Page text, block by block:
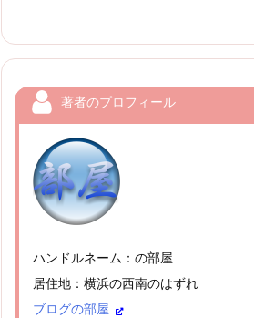
著者のプロフィール
ハンドルネーム：の部屋
居住地：横浜の西南のはずれ
ブログの部屋